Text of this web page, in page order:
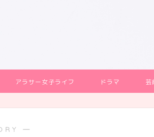
アラサー女子ライフ ドラマ 芸
―